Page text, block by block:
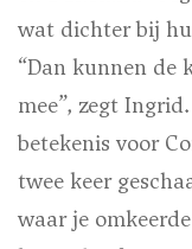
wat dichter bij
“Dan kunnen de
mee”, zegt
betekenis voor
twee keer
waar je